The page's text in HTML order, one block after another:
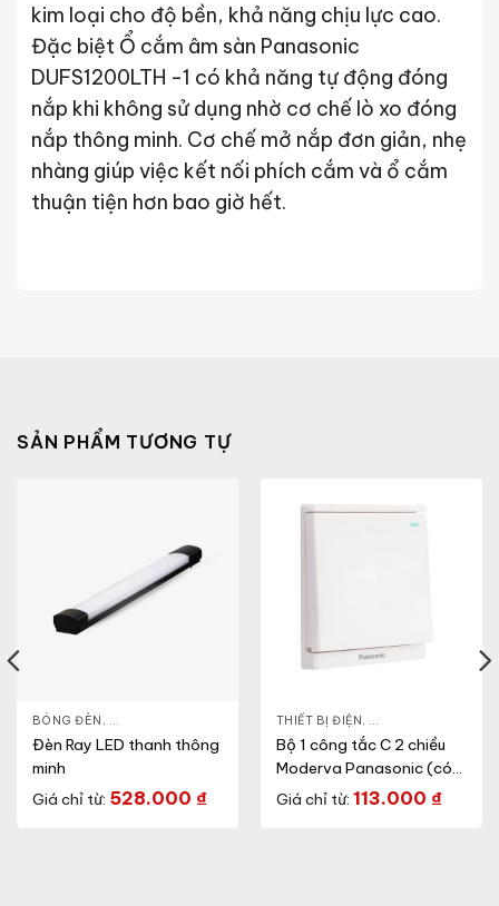
kim loại cho độ bền, khả năng chịu lực cao.
Đặc biệt Ổ cắm âm sàn Panasonic
DUFS1200LTH -1 có khả năng tự động đóng
nắp khi không sử dụng nhờ cơ chế lò xo đóng
nắp thông minh. Cơ chế mở nắp đơn giản, nhẹ
nhàng giúp việc kết nối phích cắm và ổ cắm
thuận tiện hơn bao giờ hết.
SẢN PHẨM TƯƠNG TỰ
BÓNG ĐÈN , ĐÈN THÔNG MINH THIẾT BỊ ĐIỆN
Đèn Ray LED thanh thông
minh
Giá chỉ từ: 528.000 ₫
THIẾT BỊ ĐIỆN , CÔNG TẮC Ổ CẮM
Bộ 1 công tắc C 2 chiều
Moderva Panasonic (có
chỉ báo)
Giá chỉ từ: 113.000 ₫